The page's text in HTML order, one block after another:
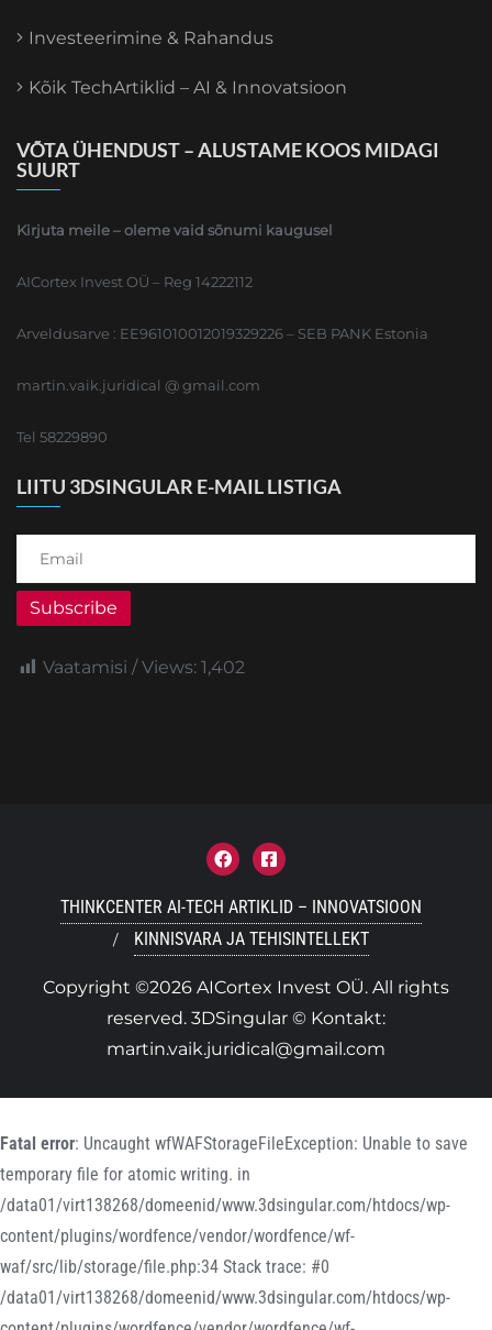
Investeerimine & Rahandus
Kõik TechArtiklid – AI & Innovatsioon
VÕTA ÜHENDUST – ALUSTAME KOOS MIDAGI
SUURT
Kirjuta meile – oleme vaid sõnumi kaugusel
AICortex Invest OÜ – Reg 14222112
Arveldusarve : EE961010012019329226 – SEB PANK Estonia
martin.vaik.juridical @ gmail.com
Tel 58229890
LIITU 3DSINGULAR E-MAIL LISTIGA
Subscribe
Vaatamisi / Views: 1,402
THINKCENTER AI-TECH ARTIKLID – INNOVATSIOON
KINNISVARA JA TEHISINTELLEKT
Copyright ©2026 AICortex Invest OÜ. All rights
reserved. 3DSingular © Kontakt:
martin.vaik.juridical@gmail.com
Fatal error: Uncaught wfWAFStorageFileException: Unable to save
temporary file for atomic writing. in
/data01/virt138268/domeenid/www.3dsingular.com/htdocs/wp-
content/plugins/wordfence/vendor/wordfence/wf-
waf/src/lib/storage/file.php:34 Stack trace: #0
/data01/virt138268/domeenid/www.3dsingular.com/htdocs/wp-